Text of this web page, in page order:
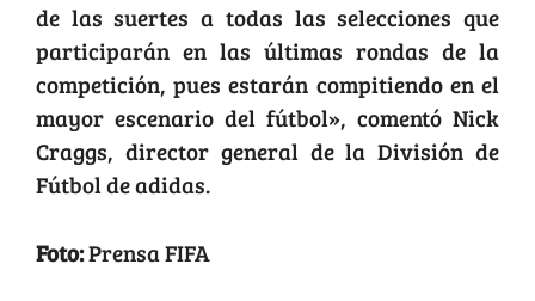
de las suertes a todas las selecciones que
participarán en las últimas rondas de la
competición, pues estarán compitiendo en el
mayor escenario del fútbol», comentó Nick
Craggs, director general de la División de
Fútbol de adidas.
Foto:Prensa FIFA